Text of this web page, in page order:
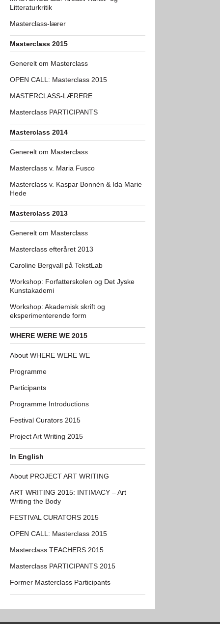
Litteraturkritik
Masterclass-lærer
Masterclass 2015
Generelt om Masterclass
OPEN CALL: Masterclass 2015
MASTERCLASS-LÆRERE
Masterclass PARTICIPANTS
Masterclass 2014
Generelt om Masterclass
Masterclass v. Maria Fusco
Masterclass v. Kaspar Bonnén & Ida Marie
Hede
Masterclass 2013
Generelt om Masterclass
Masterclass efteråret 2013
Caroline Bergvall på TekstLab
Workshop: Forfatterskolen og Det Jyske
Kunstakademi
Workshop: Akademisk skrift og
eksperimenterende form
WHERE WERE WE 2015
About WHERE WERE WE
Programme
Participants
Programme Introductions
Festival Curators 2015
Project Art Writing 2015
In English
About PROJECT ART WRITING
ART WRITING 2015: INTIMACY – Art
Writing the Body
FESTIVAL CURATORS 2015
OPEN CALL: Masterclass 2015
Masterclass TEACHERS 2015
Masterclass PARTICIPANTS 2015
Former Masterclass Participants